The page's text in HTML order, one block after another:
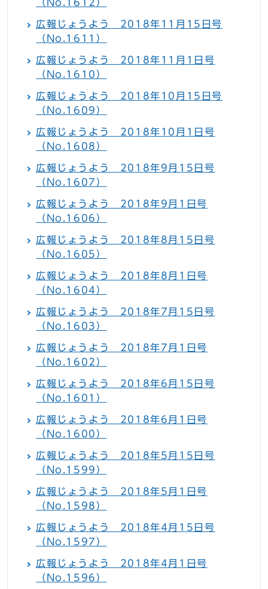
（No.1612）
広報じょうよう 2018年11月15日号
（No.1611）
広報じょうよう 2018年11月1日号
（No.1610）
広報じょうよう 2018年10月15日号
（No.1609）
広報じょうよう 2018年10月1日号
（No.1608）
広報じょうよう 2018年9月15日号
（No.1607）
広報じょうよう 2018年9月1日号
（No.1606）
広報じょうよう 2018年8月15日号
（No.1605）
広報じょうよう 2018年8月1日号
（No.1604）
広報じょうよう 2018年7月15日号
（No.1603）
広報じょうよう 2018年7月1日号
（No.1602）
広報じょうよう 2018年6月15日号
（No.1601）
広報じょうよう 2018年6月1日号
（No.1600）
広報じょうよう 2018年5月15日号
（No.1599）
広報じょうよう 2018年5月1日号
（No.1598）
広報じょうよう 2018年4月15日号
（No.1597）
広報じょうよう 2018年4月1日号
（No.1596）